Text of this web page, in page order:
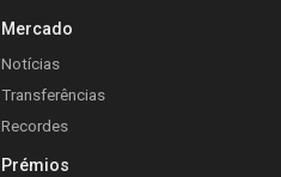
Mercado
Notícias
Transferências
Recordes
Prémios